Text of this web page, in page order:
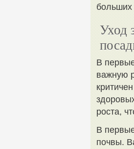
Уход
В
важную
роста,
В
почвы.